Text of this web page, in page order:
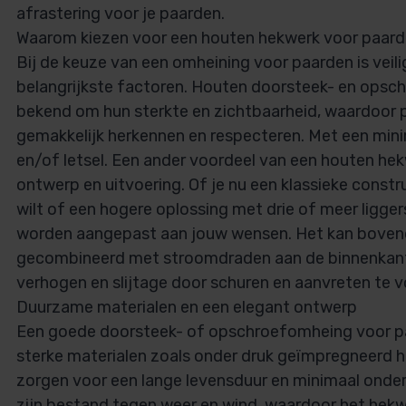
afrastering voor je paarden.
Waarom kiezen voor een houten hekwerk voor
Bij de keuze van een omheining voor paarden is
belangrijkste factoren. Houten doorsteek- en
bekend om hun sterkte en zichtbaarheid, waardoor
gemakkelijk herkennen en respecteren. Met een
en/of letsel. Een ander voordeel van een houten
ontwerp en uitvoering. Of je nu een klassieke
wilt of een hogere oplossing met drie of meer
worden aangepast aan jouw wensen. Het kan
gecombineerd met stroomdraden aan de
verhogen en slijtage door schuren en aanvreten te
Duurzame materialen en een elegant ontwerp
Een goede doorsteek- of opschroefomheing voor
sterke materialen zoals onder druk geïmpregneerd
zorgen voor een lange levensduur en minimaal